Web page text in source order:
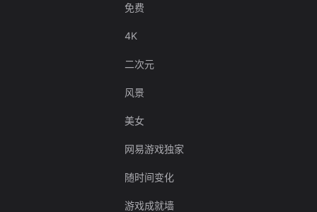
免费
4K
二次元
风景
美女
网易游戏独家
随时间变化
游戏成就墙